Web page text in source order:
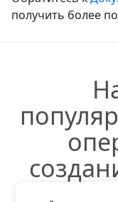
получить более